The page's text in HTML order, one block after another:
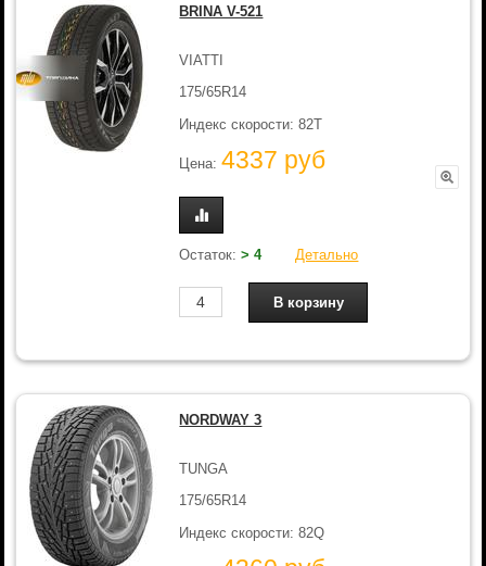
BRINA V-521
VIATTI
175/65R14
Индекс скорости: 82T
Цена:4337 руб
Остаток:> 4 Детально
NORDWAY 3
TUNGA
175/65R14
Индекс скорости: 82Q